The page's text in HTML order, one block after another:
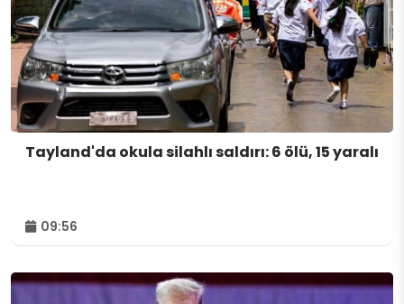
Tayland'da okula silahlı saldırı: 6 ölü, 15 yaralı
09:56